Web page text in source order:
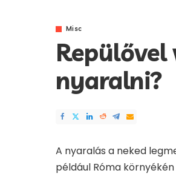
Misc
nyaralni?
A nyaralás a neked
például Róma